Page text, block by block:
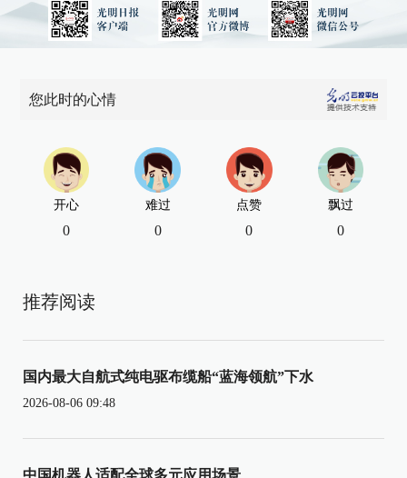
您此时的心情
开心
0
难过
0
点赞
0
飘过
0
推荐阅读
国内最大自航式纯电驱布缆船“蓝海领航”下水
2026-08-06 09:48
中国机器人适配全球多元应用场景